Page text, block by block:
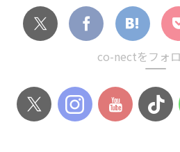
co-nectをフォ